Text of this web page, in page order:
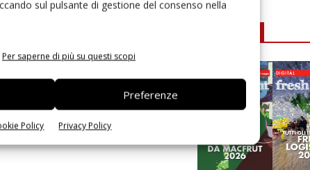
sul pulsante di gestione del consenso nella
Per saperne di più su questi scopi
Preferenze
Policy Privacy Policy